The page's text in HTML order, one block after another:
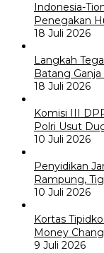
Indonesia-
Penegakan
18 Juli 2026
Langkah
Batang
18 Juli 2026
Komisi III
Polri Usut
10 Juli 2026
Penyidikan
Rampung,
10 Juli 2026
Kortas
Money
9 Juli 2026